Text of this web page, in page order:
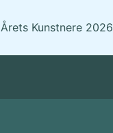
Årets Kunstnere 2026